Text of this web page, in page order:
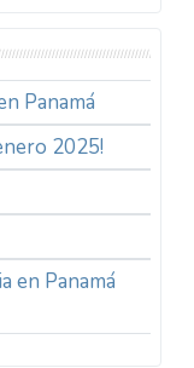
Panamá
2025!
en Panamá